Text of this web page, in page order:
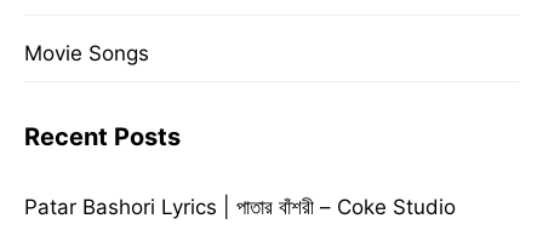
Movie Songs
Recent Posts
Patar Bashori Lyrics | পাতার বাঁশরী – Coke Studio